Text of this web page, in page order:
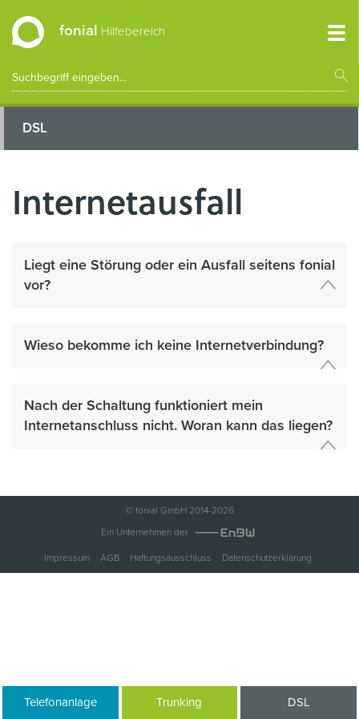
fonial Hilfebereich
DSL
Internetausfall
Liegt eine Störung oder ein Ausfall seitens fonial
vor?
Wieso bekomme ich keine Internetverbindung?
Nach der Schaltung funktioniert mein
Internetanschluss nicht. Woran kann das liegen?
© fonial GmbH 2014-2026
Ein Unternehmen der
Impressum AGB Haftungsausschluss Datenschutzerklärung
Telefonanlage Trunking DSL